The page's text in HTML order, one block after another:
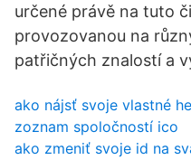
určené právě na tuto
provozovanou na
patřičných znalostí a
ako nájsť svoje vlastné
zoznam spoločností ico
ako zmeniť svoje id na